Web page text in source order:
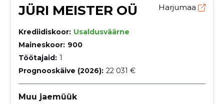
JÜRI MEISTER OÜ Harjumaa
Krediidiskoor: Usaldusväärne
Maineskoor: 900
Töötajaid: 1
Prognooskäive (2026): 22 031 €
Muu jaemüük